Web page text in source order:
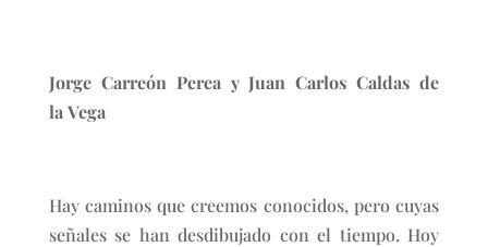
Jorge Carreón Perea y Juan Carlos Caldas de
la Vega
Hay caminos que creemos conocidos, pero cuyas
señales se han desdibujado con el tiempo. Hoy